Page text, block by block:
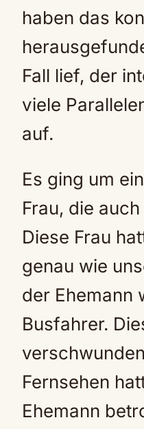
haben das
Fall lief, der
viele
auf.
Es ging um
Frau, die
Diese Frau
genau wie
der Ehemann
Busfahrer.
Fernsehen
Ehemann